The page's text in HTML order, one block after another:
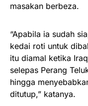
masakan berbeza.
“Apabila ia sudah
kedai roti untuk
itu diamal ketika
selepas Perang
hingga
ditutup,” katanya.